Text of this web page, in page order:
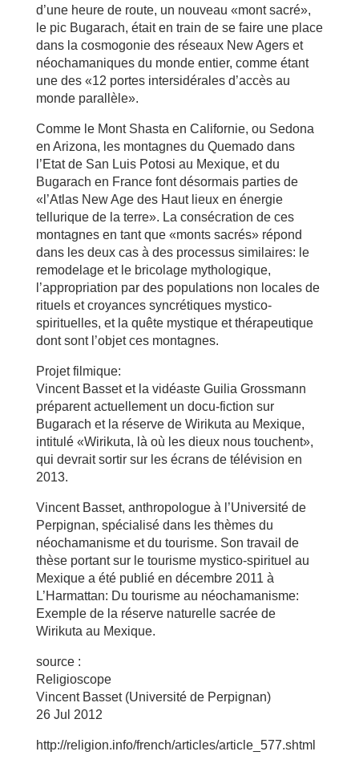
d’une heure de route, un nouveau «mont sacré»,
le pic Bugarach, était en train de se faire une place
dans la cosmogonie des réseaux New Agers et
néochamaniques du monde entier, comme étant
une des «12 portes intersidérales d’accès au
monde parallèle».
Comme le Mont Shasta en Californie, ou Sedona
en Arizona, les montagnes du Quemado dans
l’Etat de San Luis Potosi au Mexique, et du
Bugarach en France font désormais parties de
«l’Atlas New Age des Haut lieux en énergie
tellurique de la terre». La consécration de ces
montagnes en tant que «monts sacrés» répond
dans les deux cas à des processus similaires: le
remodelage et le bricolage mythologique,
l’appropriation par des populations non locales de
rituels et croyances syncrétiques mystico-
spirituelles, et la quête mystique et thérapeutique
dont sont l’objet ces montagnes.
Projet filmique:
Vincent Basset et la vidéaste Guilia Grossmann
préparent actuellement un docu-fiction sur
Bugarach et la réserve de Wirikuta au Mexique,
intitulé «Wirikuta, là où les dieux nous touchent»,
qui devrait sortir sur les écrans de télévision en
2013.
Vincent Basset, anthropologue à l’Université de
Perpignan, spécialisé dans les thèmes du
néochamanisme et du tourisme. Son travail de
thèse portant sur le tourisme mystico-spirituel au
Mexique a été publié en décembre 2011 à
L’Harmattan: Du tourisme au néochamanisme:
Exemple de la réserve naturelle sacrée de
Wirikuta au Mexique.
source :
Religioscope
Vincent Basset (Université de Perpignan)
26 Jul 2012
http://religion.info/french/articles/article_577.shtml